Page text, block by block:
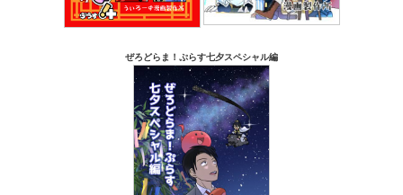
ぜろどらま！ぷらす七夕スペシャル編